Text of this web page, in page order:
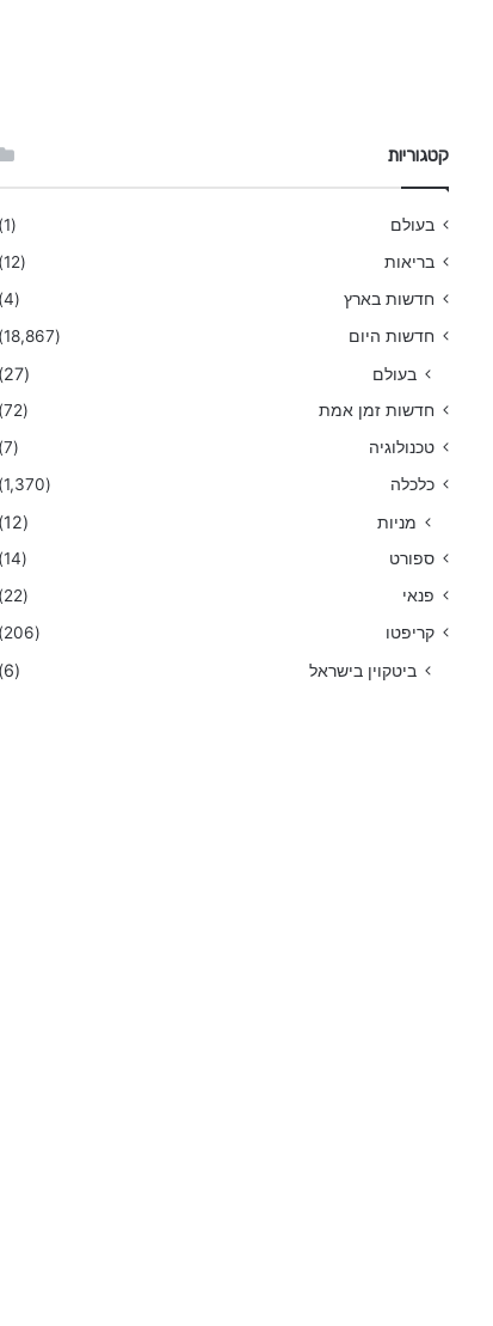
קטגוריות
בעולם
(1)
בריאות
(12)
חדשות בארץ
(4)
חדשות היום
(18,867)
בעולם (27)
חדשות זמן אמת
(72)
טכנולוגיה
(7)
כלכלה
(1,370)
מניות (12)
ספורט
(14)
פנאי
(22)
קריפטו
(206)
ביטקוין בישראל (6)